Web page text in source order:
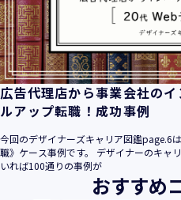
広告代理店から事業会社の
ルアップ転職！成功事例
今回のデザイナーズキャリア図鑑page.6
職》ケース事例です。 デザイナーのキャ
いれば100通りの事例が
おすすめ